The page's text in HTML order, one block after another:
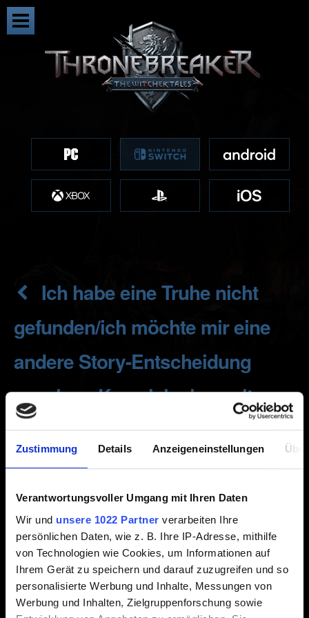
Zustimmung Details Anzeigeneinstellungen
Verantwortungsvoller Umgang mit Ihren Daten
Wir und unsere 1022 Partner verarbeiten Ihre
persönlichen Daten, wie z. B. Ihre IP-Adresse, mithilfe
von Technologien wie Cookies, um Informationen auf
Ihrem Gerät zu speichern und darauf zuzugreifen und so
personalisierte Werbung und Inhalte, Messungen von
Werbung und Inhalten, Zielgruppenforschung sowie
Ich habe eine Truhe nicht
gefunden/ich möchte mir eine
andere Story-Entscheidung
ansehen. Kann ich einen alten
Spielstand laden?
Erstellt vor 7 Jahren Aktualisiert vor 4 Jahren
Wir möchten, dass du dein Rollenspielerlebnis so
immersiv wie möglich wird. Aus diesem Grund solltest du
mit deiner Reise fortfahren und mit den Konsequenzen
deiner Entscheidungen leben.
Aber keine Angst, nach Abschluss deines ersten
Durchgangs kannst du in jedes beliebige Kapitel
zurückkehren!